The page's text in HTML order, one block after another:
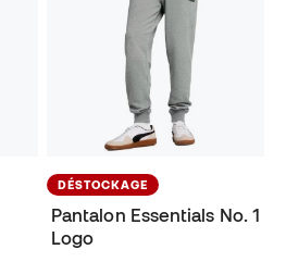
DÉSTOCKAGE
Pantalon Essentials No. 1
Logo